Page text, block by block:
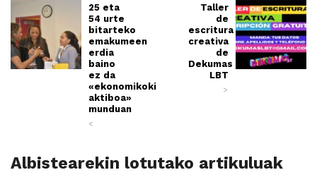
25 eta
54 urte
bitarteko
emakumeen
erdia
baino
ez da
«ekonomikoki
aktiboa»
munduan
<
Taller
de
escritura
creativa
de
Dekumas
LBT
>
Albistearekin lotutako artikuluak